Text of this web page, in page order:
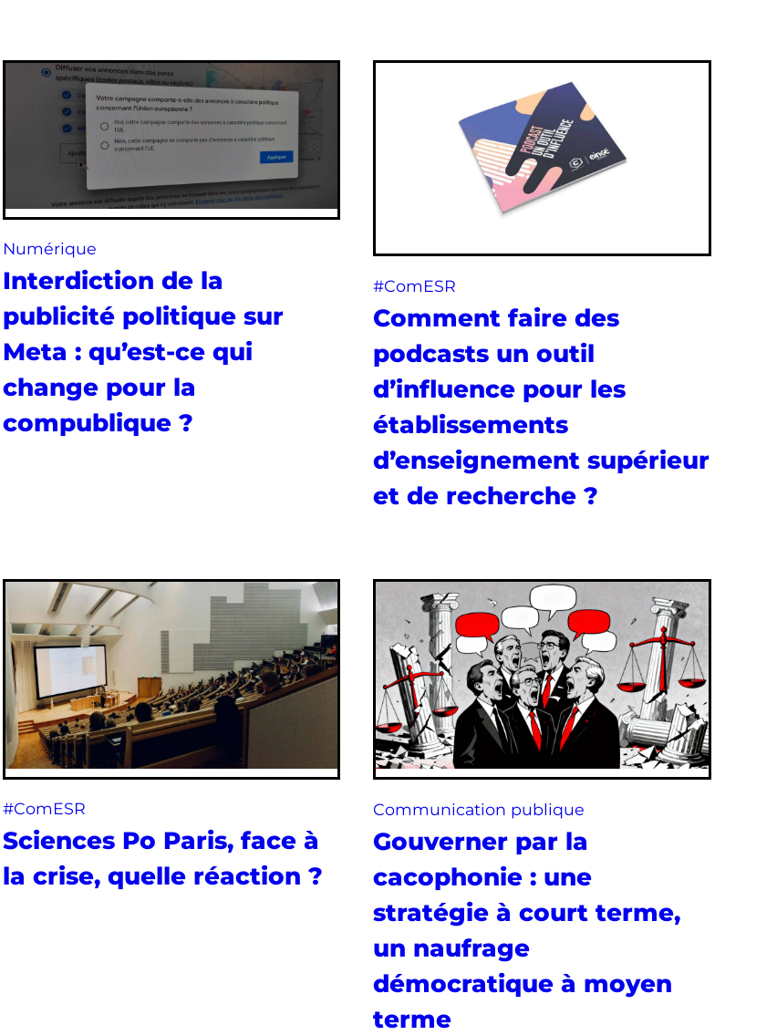
Numérique
Interdiction de la
publicité politique sur
Meta : qu’est-ce qui
change pour la
compublique ?
#ComESR
Comment faire des
podcasts un outil
d’influence pour les
établissements
d’enseignement supérieur
et de recherche ?
#ComESR
Sciences Po Paris, face à
la crise, quelle réaction ?
Communication publique
Gouverner par la
cacophonie : une
stratégie à court terme,
un naufrage
démocratique à moyen
terme